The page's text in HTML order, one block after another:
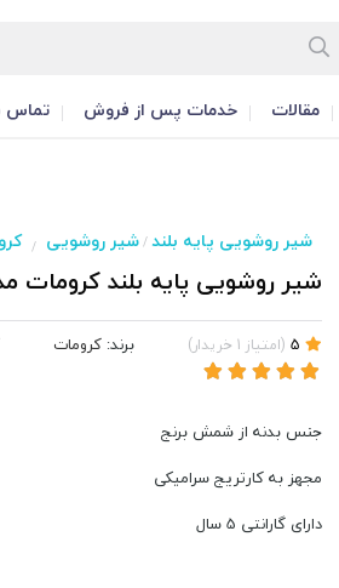
مقالات خدمات پس از فروش تماس
شیر روشویی پایه بلند/شیر روشویی /
شیر روشویی پایه بلند کرومات
(امتیاز 1 خریدار) برند: کرومات
جنس بدنه از شمش برنج
مجهز به کارتریج سرامیکی
دارای گارانتی 5 سال